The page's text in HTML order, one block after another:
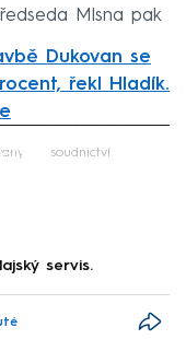
Mlsna pak
Dukovan se
řekl Hladík.
soudnictví
servis.